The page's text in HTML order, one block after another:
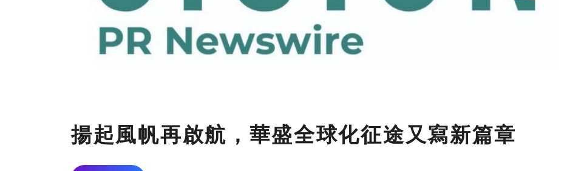
揚起風帆再啟航，華盛全球化征途又寫新篇章